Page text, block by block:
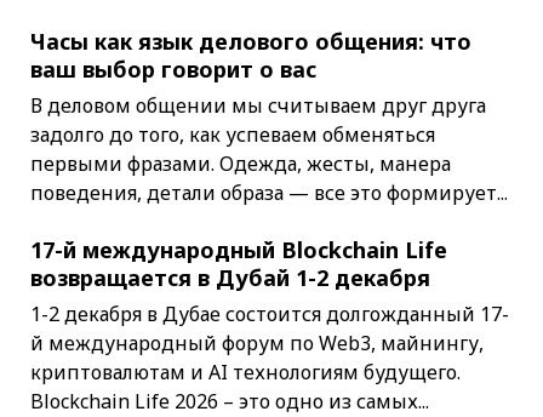
Часы как язык делового общения: что
ваш выбор говорит о вас
В деловом общении мы считываем друг друга
задолго до того, как успеваем обменяться
первыми фразами. Одежда, жесты, манера
поведения, детали образа — все это формирует...
17-й международный Blockchain Life
возвращается в Дубай 1-2 декабря
1-2 декабря в Дубае состоится долгожданный 17-
й международный форум по Web3, майнингу,
криптовалютам и AI технологиям будущего.
Blockchain Life 2026 – это одно из самых...